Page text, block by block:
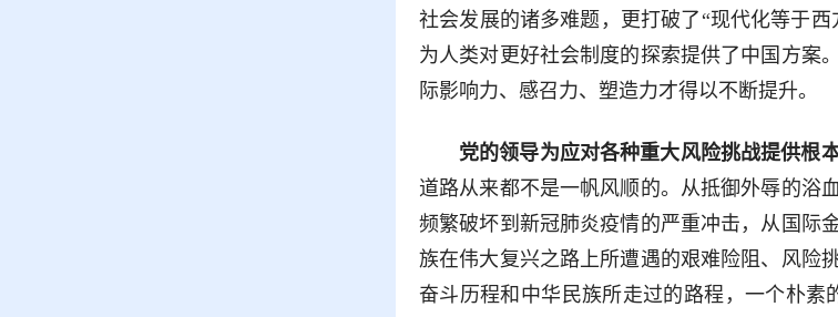
社会发展的诸多难题，更打破了“现代化等于
为人类对更好社会制度的探索提供了中国方案
际影响力、感召力、塑造力才得以不断提升。
党的领导为应对各种重大风险挑战提供根
道路从来都不是一帆风顺的。从抵御外辱的浴
频繁破坏到新冠肺炎疫情的严重冲击，从国际
族在伟大复兴之路上所遭遇的艰难险阻、风险
奋斗历程和中华民族所走过的路程，一个朴